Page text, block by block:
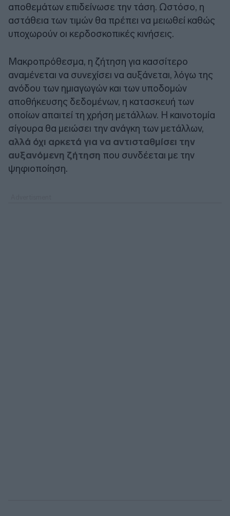
αποθεμάτων επιδείνωσε την τάση. Ωστόσο, η
αστάθεια των τιμών θα πρέπει να μειωθεί καθώς
υποχωρούν οι κερδοσκοπικές κινήσεις.
Μακροπρόθεσμα, η ζήτηση για κασσίτερο
αναμένεται να συνεχίσει να αυξάνεται, λόγω της
ανόδου των ημιαγωγών και των υποδομών
αποθήκευσης δεδομένων, η κατασκευή των
οποίων απαιτεί τη χρήση μετάλλων. Η καινοτομία
σίγουρα θα μειώσει την ανάγκη των μετάλλων,
αλλά όχι αρκετά για να αντισταθμίσει την
αυξανόμενη ζήτηση που συνδέεται με την
ψηφιοποίηση.